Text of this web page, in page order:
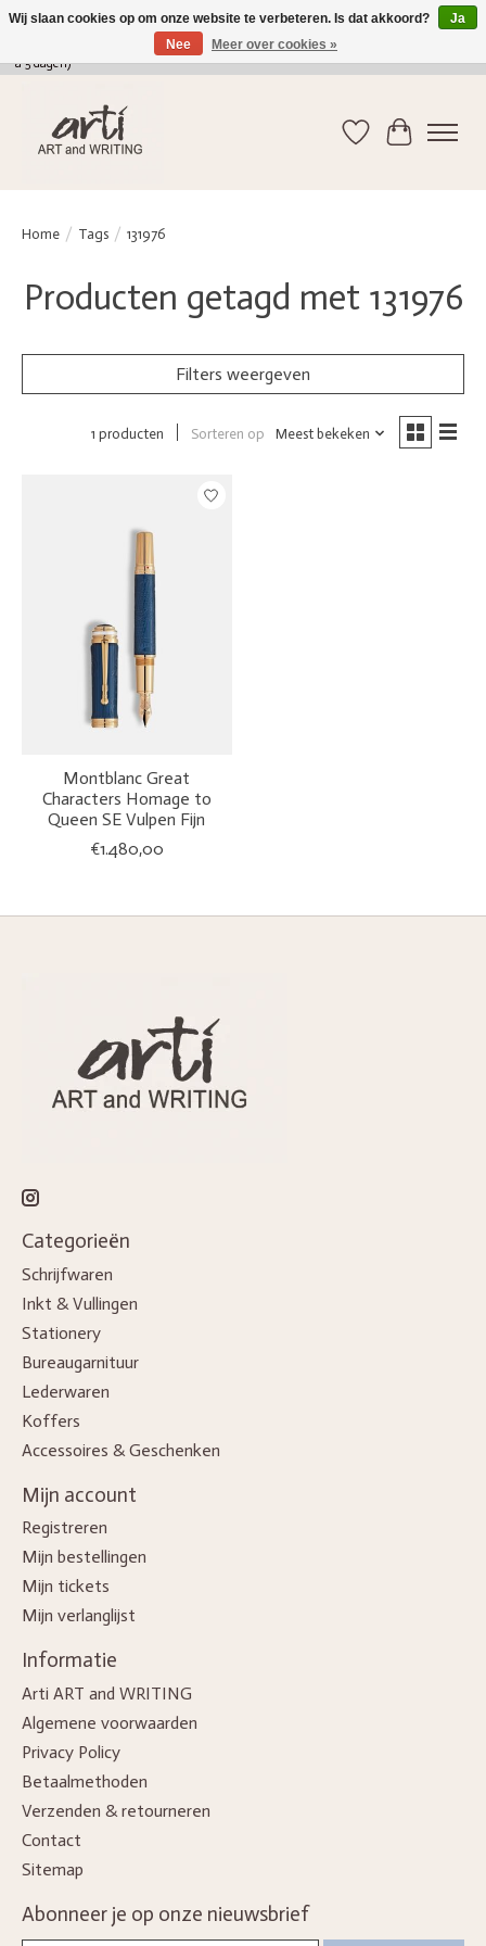
verkoop@arti-artandwriting.be/ +32 (0)471 41 82 41 / GRATIS verzending > 75 euro (2
a 5 dagen)
Verlanglijst
Home / Tags / 131976
Producten getagd met 131976
Filters weergeven
1 producten Sorteren op Meest bekeken
Montblanc Great
Characters Homage to
Queen SE Vulpen Fijn
€1.480,00
Categorieën
Schrijfwaren
Inkt & Vullingen
Stationery
Bureaugarnituur
Lederwaren
Koffers
Accessoires & Geschenken
Mijn account
Registreren
Mijn bestellingen
Mijn tickets
Mijn verlanglijst
Informatie
Arti ART and WRITING
Algemene voorwaarden
Privacy Policy
Betaalmethoden
Verzenden & retourneren
Contact
Sitemap
Abonneer je op onze nieuwsbrief
Wij slaan cookies op om onze website te verbeteren. Is dat akkoord?
Ja
Nee
Meer over cookies »